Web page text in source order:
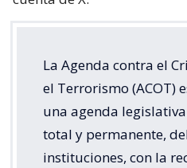
La Agenda contra el
el Terrorismo (ACOT)
una agenda
total y permanente,
instituciones, con la